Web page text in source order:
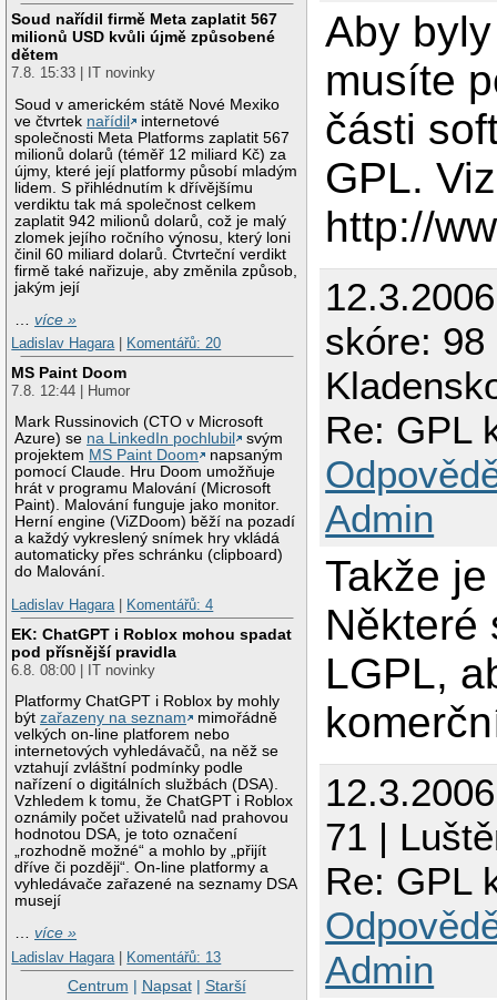
Soud nařídil firmě Meta zaplatit 567
milionů USD kvůli újmě způsobené
dětem
7.8. 15:33 | IT novinky
Soud v americkém státě Nové Mexiko
ve čtvrtek nařídil
internetové
společnosti Meta Platforms zaplatit 567
milionů dolarů (téměř 12 miliard Kč) za
újmy, které její platformy působí mladým
lidem. S přihlédnutím k dřívějšímu
verdiktu tak má společnost celkem
zaplatit 942 milionů dolarů, což je malý
zlomek jejího ročního výnosu, který loni
činil 60 miliard dolarů. Čtvrteční verdikt
firmě také nařizuje, aby změnila způsob,
jakým její
…více »
Ladislav Hagara| Komentářů: 20
MS Paint Doom
7.8. 12:44 | Humor
Mark Russinovich (CTO v Microsoft
Azure) se na LinkedIn pochlubil
svým
projektem MS Paint Doom
napsaným
pomocí Claude. Hru Doom umožňuje
hrát v programu Malování (Microsoft
Paint). Malování funguje jako monitor.
Herní engine (ViZDoom) běží na pozadí
a každý vykreslený snímek hry vkládá
automaticky přes schránku (clipboard)
do Malování.
Ladislav Hagara| Komentářů: 4
EK: ChatGPT i Roblox mohou spadat
pod přísnější pravidla
6.8. 08:00 | IT novinky
Platformy ChatGPT i Roblox by mohly
býtzařazeny na seznam
mimořádně
velkých on-line platforem nebo
internetových vyhledávačů, na něž se
vztahují zvláštní podmínky podle
nařízení o digitálních službách (DSA).
Vzhledem k tomu, že ChatGPT i Roblox
oznámily počet uživatelů nad prahovou
hodnotou DSA, je toto označení
„rozhodně možné“ a mohlo by „přijít
dříve či později“. On-line platformy a
vyhledávače zařazené na seznamy DSA
musejí
…více »
Ladislav Hagara | Komentářů: 13
Centrum | Napsat| Starší
Aby
musíte
části
GPL. Viz
http://
skóre:
Re: GPL
Admin
Takže
Některé
LGPL,
71 |
Re: GPL
Admin